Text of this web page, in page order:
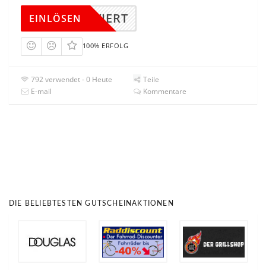
KTIVIERT
EINLÖSEN
100% ERFOLG
792 verwendet - 0 Heute
Teile
E-mail
Kommentare
DIE BELIEBTESTEN GUTSCHEINAKTIONEN